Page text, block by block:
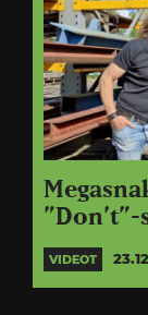
VIDEOT